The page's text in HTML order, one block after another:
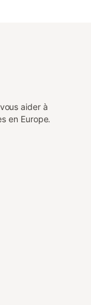
aider à
en Europe.